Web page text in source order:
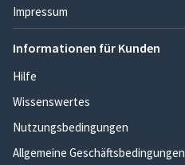
Impressum
Informationen für Kunden
Hilfe
Wissenswertes
Nutzungsbedingungen
Allgemeine Geschäftsbedingungen